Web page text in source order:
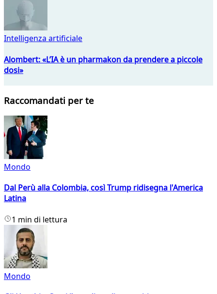
Intelligenza artificiale
Alombert: «L’IA è un pharmakon da prendere a piccole
dosi»
Raccomandati per te
Mondo
Dal Perù alla Colombia, così Trump ridisegna l'America
Latina
1 min di lettura
Mondo